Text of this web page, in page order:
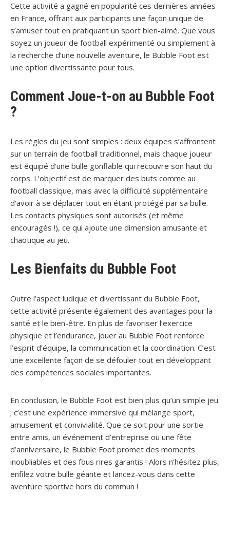
Cette activité a gagné en popularité ces dernières années
en France, offrant aux participants une façon unique de
s’amuser tout en pratiquant un sport bien-aimé. Que vous
soyez un joueur de football expérimenté ou simplement à
la recherche d’une nouvelle aventure, le Bubble Foot est
une option divertissante pour tous.
Comment Joue-t-on au Bubble Foot
?
Les règles du jeu sont simples : deux équipes s’affrontent
sur un terrain de football traditionnel, mais chaque joueur
est équipé d’une bulle gonflable qui recouvre son haut du
corps. L’objectif est de marquer des buts comme au
football classique, mais avec la difficulté supplémentaire
d’avoir à se déplacer tout en étant protégé par sa bulle.
Les contacts physiques sont autorisés (et même
encouragés !), ce qui ajoute une dimension amusante et
chaotique au jeu.
Les Bienfaits du Bubble Foot
Outre l’aspect ludique et divertissant du Bubble Foot,
cette activité présente également des avantages pour la
santé et le bien-être. En plus de favoriser l’exercice
physique et l’endurance, jouer au Bubble Foot renforce
l’esprit d’équipe, la communication et la coordination. C’est
une excellente façon de se défouler tout en développant
des compétences sociales importantes.
En conclusion, le Bubble Foot est bien plus qu’un simple jeu
; c’est une expérience immersive qui mélange sport,
amusement et convivialité. Que ce soit pour une sortie
entre amis, un événement d’entreprise ou une fête
d’anniversaire, le Bubble Foot promet des moments
inoubliables et des fous rires garantis ! Alors n’hésitez plus,
enfilez votre bulle géante et lancez-vous dans cette
aventure sportive hors du commun !